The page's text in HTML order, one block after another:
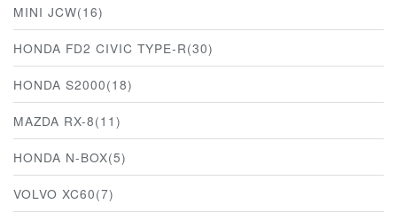
MINI JCW(16)
HONDA FD2 CIVIC TYPE-R(30)
HONDA S2000(18)
MAZDA RX-8(11)
HONDA N-BOX(5)
VOLVO XC60(7)